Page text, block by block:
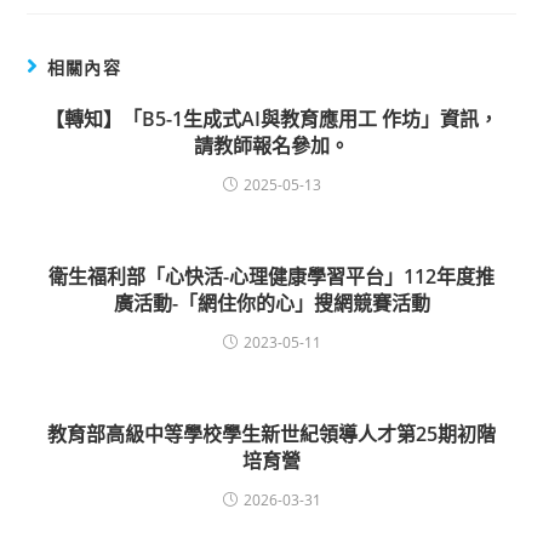
相關內容
【轉知】「B5-1生成式AI與教育應用工 作坊」資訊，
請教師報名參加。
2025-05-13
衛生福利部「心快活-心理健康學習平台」112年度推
廣活動-「網住你的心」搜網競賽活動
2023-05-11
教育部高級中等學校學生新世紀領導人才第25期初階
培育營
2026-03-31